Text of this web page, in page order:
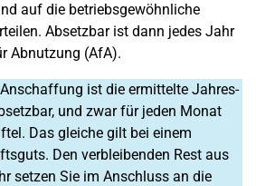
auf die betriebsgewöhnliche
Absetzbar ist dann jedes Jahr
Abnutzung (AfA).
ist die ermittelte Jahres-
und zwar für jeden Monat
Das gleiche gilt bei einem
Den verbleibenden Rest aus
setzen Sie im Anschluss an die